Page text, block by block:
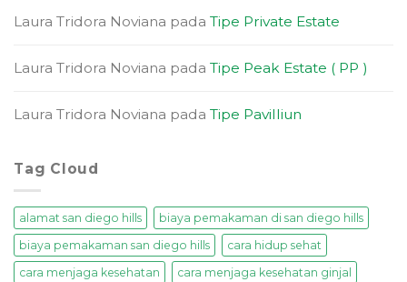
Laura Tridora Noviana pada Tipe Private Estate
Laura Tridora Noviana pada Tipe Peak Estate ( PP )
Laura Tridora Noviana pada Tipe Pavilliun
Tag Cloud
alamat san diego hills
biaya pemakaman di san diego hills
biaya pemakaman san diego hills
cara hidup sehat
cara menjaga kesehatan
cara menjaga kesehatan ginjal